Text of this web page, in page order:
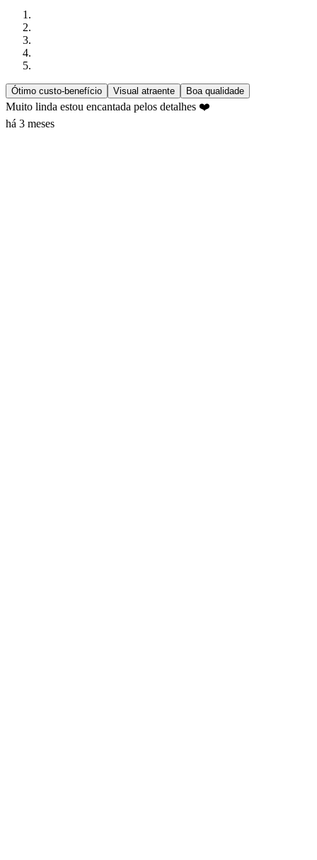
Ótimo custo-benefício Visual atraente Boa qualidade
Muito linda estou encantada pelos detalhes ❤️
há 3 meses